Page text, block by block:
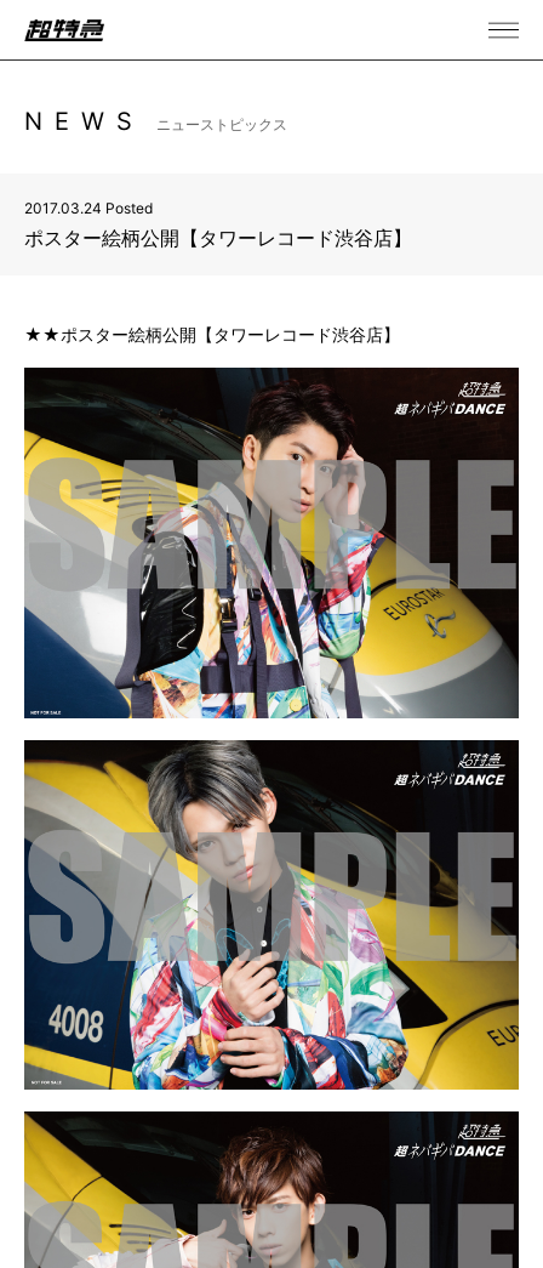
NEWS ニューストピックス
2017.03.24 Posted
ポスター絵柄公開【タワーレコード渋谷店】
★★ポスター絵柄公開【タワーレコード渋谷店】